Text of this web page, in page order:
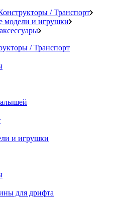
/ Транспорт
модели и игрушки
/ Транспорт
и игрушки
для дрифта